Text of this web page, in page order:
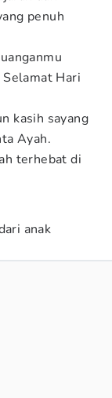
penuh
Hari
kasih sayang
Ayah.
terhebat di
anak